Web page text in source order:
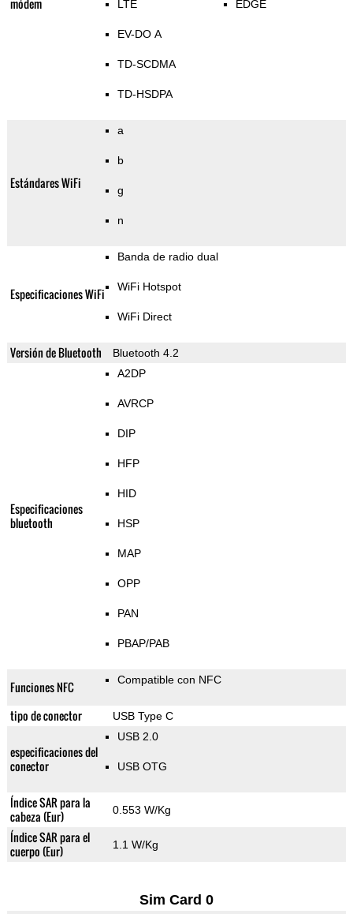
módem LTE
EV-DO A
TD-SCDMA
TD-HSDPA
EDGE
Estándares WiFi
a
b
g
n
Especificaciones WiFi
Banda de radio dual
WiFi Hotspot
WiFi Direct
Versión de Bluetooth Bluetooth 4.2
Especificaciones
bluetooth
A2DP
AVRCP
DIP
HFP
HID
HSP
MAP
OPP
PAN
PBAP/PAB
Funciones NFC Compatible con NFC
tipo de conector USB Type C
especificaciones del
conector
USB 2.0
USB OTG
Índice SAR para la
cabeza (Eur)
0.553 W/Kg
Índice SAR para el
cuerpo (Eur)
1.1 W/Kg
Sim Card 0